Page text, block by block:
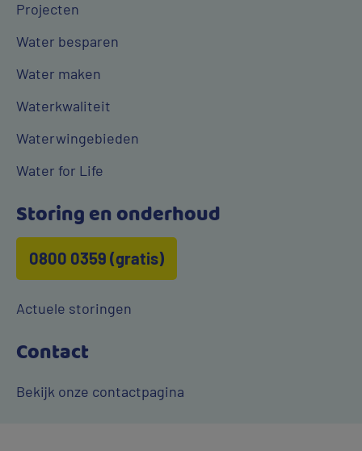
Projecten
Water besparen
Water maken
Waterkwaliteit
Waterwingebieden
Water for Life
Storing en onderhoud
0800 0359 (gratis)
Actuele storingen
Contact
Bekijk onze contactpagina